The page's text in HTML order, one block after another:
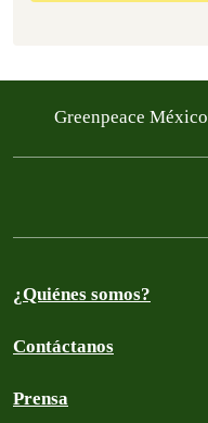
Greenpeace México
¿Quiénes somos?
Contáctanos
Prensa